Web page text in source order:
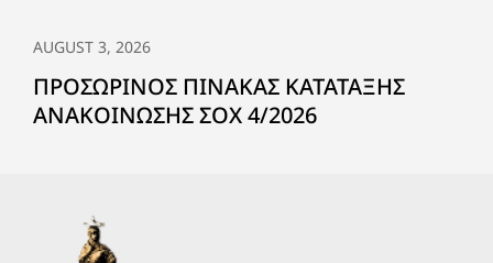
AUGUST 3, 2026
ΠΡΟΣΩΡΙΝΟΣ ΠΙΝΑΚΑΣ ΚΑΤΑΤΑΞΗΣ
ΑΝΑΚΟΙΝΩΣΗΣ ΣΟΧ 4/2026